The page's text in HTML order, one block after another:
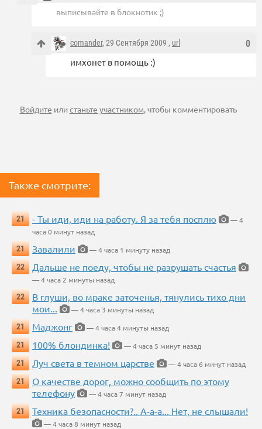
выписывайте в блокнотик ;)
0
comander, 29 Сентября 2009 , url
имхонет в помощь :)
Войдите илистаньте участником, чтобы комментировать
Также смотрите:
21 - Ты иди, иди на работу. Я за тебя посплю
— 4
часа 0 минут назад
21
Завалили
— 4 часа 1 минуту назад
22
Дальше не поеду, чтобы не разрушать счастья
— 4 часа 2 минуты назад
22
В глуши, во мраке заточенья, тянулись тихо дни
мои...
— 4 часа 3 минуты назад
21
Маджонг
— 4 часа 4 минуты назад
21
100% блондинка!
— 4 часа 5 минут назад
21
Луч света в темном царстве
— 4 часа 6 минут назад
21
О качестве дорог, можно сообщить по этому
телефону
— 4 часа 7 минут назад
21
Техника безопасности?.. А-а-а... Нет, не слышали!
— 4 часа 8 минут назад